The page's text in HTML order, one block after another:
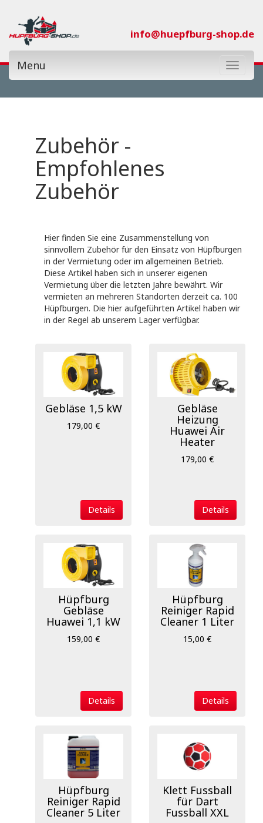
info@huepfburg-shop.de
Menu
Toggle
Themenwelt:
Nur Neue:
6.625 13.250 19.875
Suche starten
Zubehör -
Empfohlenes
Zubehör
Hier finden Sie eine Zusammenstellung von
sinnvollem Zubehör für den Einsatz von Hüpfburgen
in der Vermietung oder im allgemeinen Betrieb.
Diese Artikel haben sich in unserer eigenen
Vermietung über die letzten Jahre bewährt. Wir
vermieten an mehreren Standorten derzeit ca. 100
Hüpfburgen. Die hier aufgeführten Artikel haben wir
in der Regel ab unserem Lager verfügbar.
Gebläse 1,5 kW
179,00 €
Details
Gebläse
Heizung
Huawei Air
Heater
179,00 €
Details
Hüpfburg
Gebläse
Huawei 1,1 kW
159,00 €
Details
Hüpfburg
Reiniger Rapid
Cleaner 1 Liter
15,00 €
Details
Hüpfburg
Reiniger Rapid
Cleaner 5 Liter
Klett Fussball
für Dart
Fussball XXL